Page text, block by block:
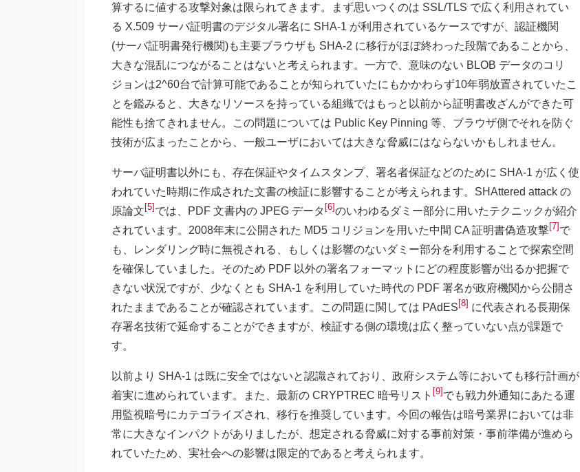
算するに値する攻撃対象は限られてきます。まず思いつくのは SSL/TLS で広く利用されてい
る X.509 サーバ証明書のデジタル署名に SHA-1 が利用されているケースですが、認証機関
(サーバ証明書発行機関)も主要ブラウザも SHA-2 に移行がほぼ終わった段階であることから、
大きな混乱につながることはないと考えられます。一方で、意味のない BLOB データのコリ
ジョンは2^60台で計算可能であることが知られていたにもかかわらず10年弱放置されていたこ
とを鑑みると、大きなリソースを持っている組織ではもっと以前から証明書改ざんができた可
能性も捨てきれません。この問題については Public Key Pinning 等、ブラウザ側でそれを防ぐ
技術が広まったことから、一般ユーザにおいては大きな脅威にはならないかもしれません。
サーバ証明書以外にも、存在保証やタイムスタンプ、署名者保証などのために SHA-1 が広く使
われていた時期に作成された文書の検証に影響することが考えられます。SHAttered attack の
原論文 [5] では、PDF 文書内の JPEG データ [6]のいわゆるダミー部分に用いたテクニックが紹介
されています。2008年末に公開された MD5 コリジョンを用いた中間 CA 証明書偽造攻撃[7] で
も、レンダリング時に無視される、もしくは影響のないダミー部分を利用することで探索空間
を確保していました。そのため PDF 以外の署名フォーマットにどの程度影響が出るか把握で
きない状況ですが、少なくとも SHA-1 を利用していた時代の PDF 署名が政府機関から公開さ
れたままであることが確認されています。この問題に関しては PAdES [8] に代表される長期保
存署名技術で延命することができますが、検証する側の環境は広く整っていない点が課題で
す。
以前より SHA-1 は既に安全ではないと認識されており、政府システム等においても移行計画が
着実に進められています。また、最新の CRYPTREC 暗号リスト [9] でも戦力外通知にあたる運
用監視暗号にカテゴライズされ、移行を推奨しています。今回の報告は暗号業界においては非
常に大きなインパクトがありましたが、想定される脅威に対する事前対策・事前準備が進めら
れていたため、実社会への影響は限定的であると考えられます。